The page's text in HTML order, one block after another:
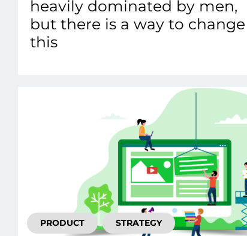
heavily dominated by men,
but there is a way to change
this
PRODUCT STRATEGY